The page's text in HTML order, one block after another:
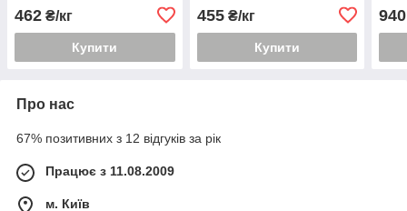
462 ₴/кг
Купити
455₴/кг
Купити
940
Про нас
67% позитивних з 12 відгуків за рік
Працює з 11.08.2009
м. Київ